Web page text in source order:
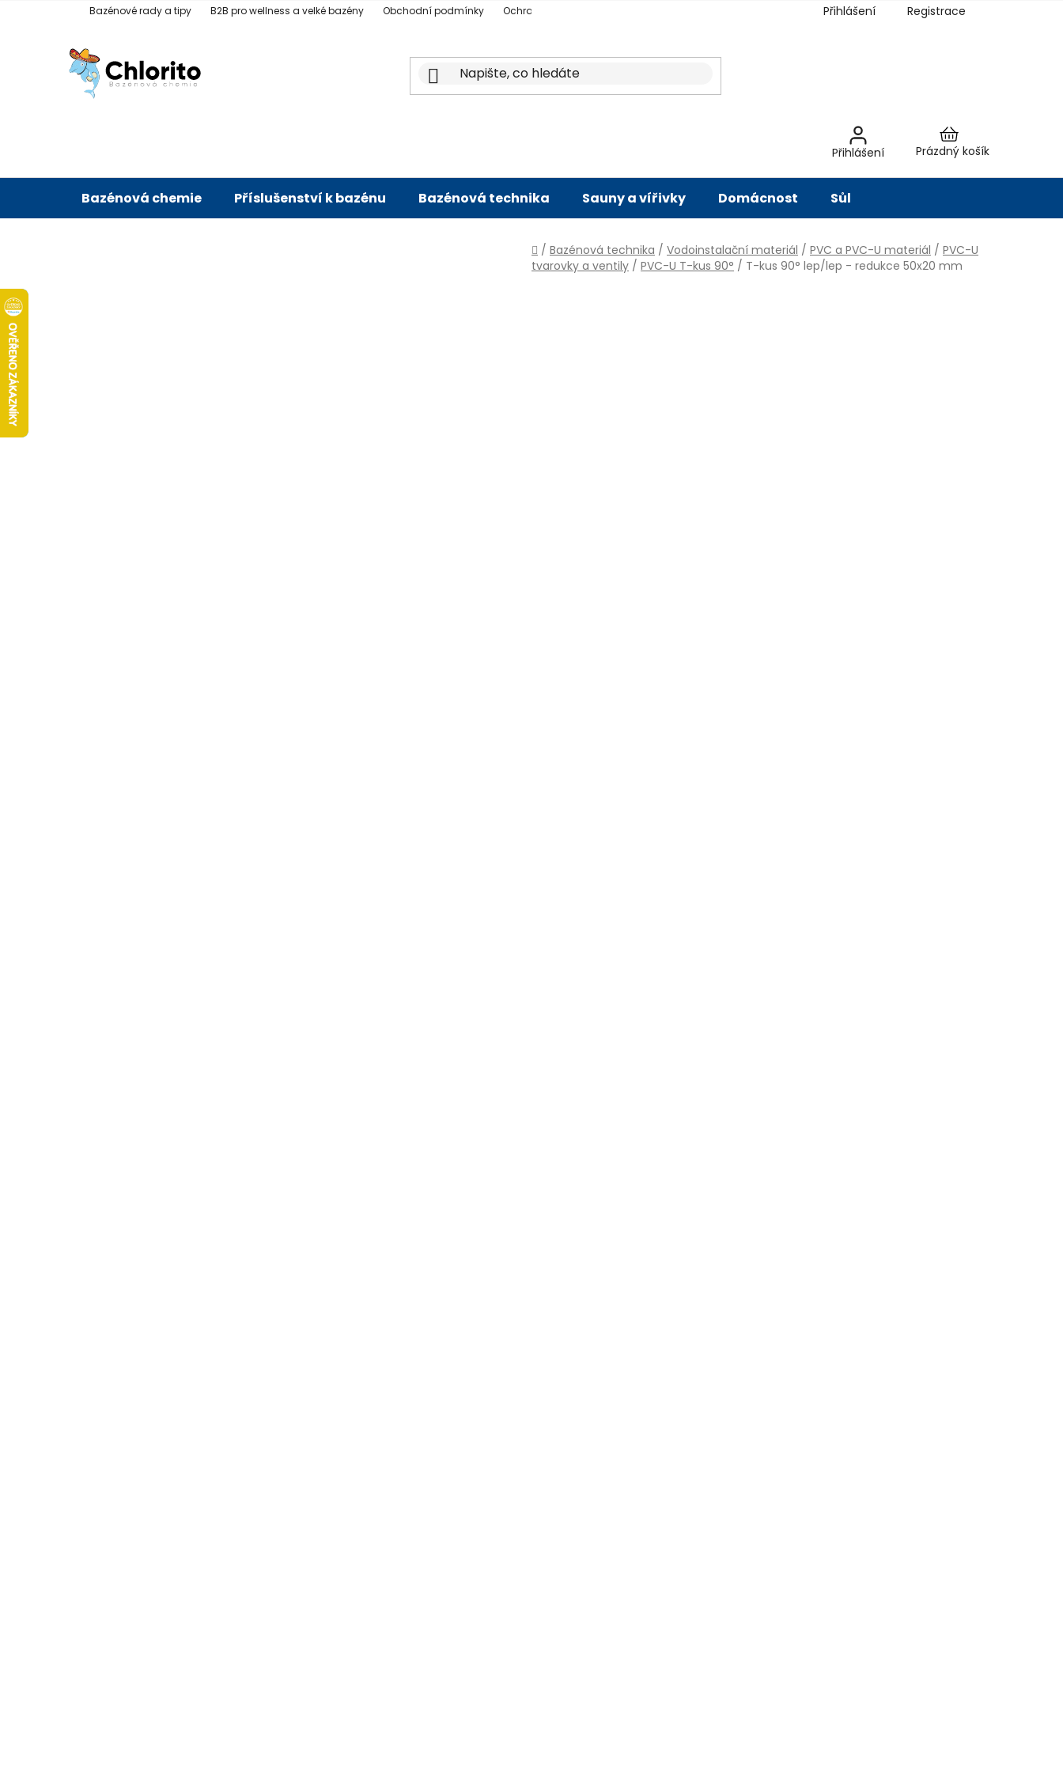
Bazénové rady a tipy B2B pro wellness a velké bazény Obchodní podmínky Ochrana osobních údajů Hodnocení obchodu Slovník pojmů Péče o vodu
Přihlášení Registrace
Přihlášení
Nákupní
Prázdný košík
Bazénová chemie Příslušenství k bazénu Bazénová technika Sauny a vířivky Domácnost Sůl
Domů
/ Bazénová technika / Vodoinstalační materiál / PVC a PVC-U materiál / PVC-U
tvarovky a ventily / PVC-U T-kus 90° / T-kus 90° lep/lep - redukce 50x20 mm